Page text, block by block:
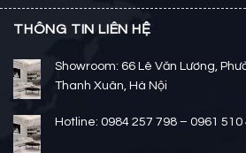
THÔNG TIN LIÊN HỆ
Showroom: 66 Lê Văn Lương,
Thanh Xuân, Hà Nội
Hotline: 0984 257 798 – 0961 510